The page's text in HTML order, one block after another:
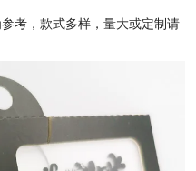
考，款式多样，量大或定制请